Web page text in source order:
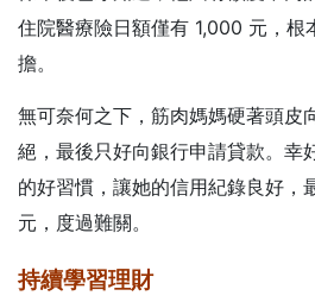
住院醫療險日額僅有 1,000 元，根
擔。
無可奈何之下，筋肉媽媽硬著頭皮
絕，最後只好向銀行申請貸款。幸
的好習慣，讓她的信用紀錄良好，
元，度過難關。
持續學習理財